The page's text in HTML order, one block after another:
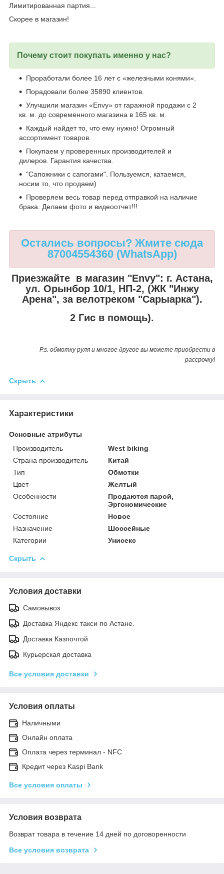
Лимитированная партия...
Скорее в магазин!
Почему стоит покупать именно у нас?
Проработали более 16 лет с «железными конями».
Порадовали более 35890 клиентов.
Улучшили магазин «Envy» от гаражной продажи с 2
кв. м. до современного магазина в 165 кв. м.
Каждый найдет то, что ему нужно! Огромный
ассортимент товаров.
Покупаем у проверенных производителей и
дилеров. Гарантия качества.
"Сапожники с сапогами". Пользуемся, катаемся,
носим то, что продаем)
Проверяем весь товар перед отправкой на наличие
брака. Делаем фото и видеоотчет!!!
Остались вопросы? Жмите сюда
87004554360 (WhatsApp)
Приезжайте в магазин "Envy": г. Астана,
ул. Орынбор 10/1, НП-2, (ЖК "Инжу
Арена", за велотреком "Сарыарка").
2 Гис в помощь).
P.s. обмотку руля и многое другое вы можете приобрести в
рассрочку!
Скрыть
Характеристики
Основные атрибуты
Производитель
West biking
Страна производитель
Китай
Тип
Обмотки
Цвет
Желтый
Особенности
Продаются парой,
Эргономические
Состояние
Новое
Назначение
Шоссейные
Категории
Унисекс
Скрыть
Условия доставки
Самовывоз
Доставка Яндекс такси по Астане.
Доставка Казпочтой
Курьерская доставка
Все условия доставки
Условия оплаты
Наличными
Онлайн оплата
Оплата через терминал - NFC
Кредит через Kaspi Bank
Все условия оплаты
Условия возврата
Возврат товара в течение 14 дней по договоренности
Все условия возврата